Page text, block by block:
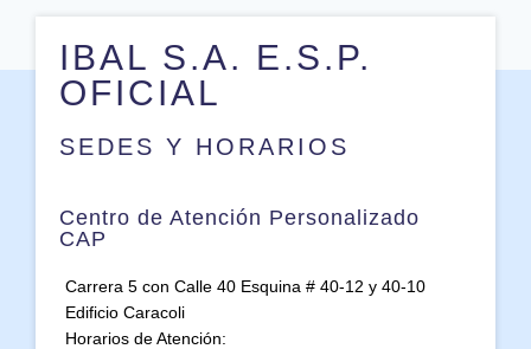
IBAL S.A. E.S.P.
OFICIAL
SEDES Y HORARIOS
Centro de Atención Personalizado
CAP
Carrera 5 con Calle 40 Esquina # 40-12 y 40-10
Edificio Caracoli
Horarios de Atención: